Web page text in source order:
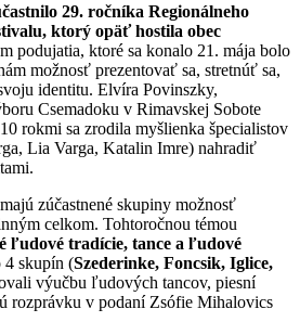
29. ročníka Regionálneho
ktorý opäť hostila obec
podujatia, ktoré sa konalo 21. mája bolo
možnosť prezentovať sa, stretnúť sa,
identitu. Elvíra Povinszky,
Csemadoku v Rimavskej Sobote
rokmi sa zrodila myšlienka špecialistov
Lia Varga, Katalin Imre) nahradiť
zúčastnené skupiny možnosť
celkom. Tohtoročnou témou
ľudové tradície, tance a ľudové
4 skupín (Szederinke, Foncsik, Iglice,
výučbu ľudových tancov, piesní
rozprávku v podaní Zsófie Mihalovics